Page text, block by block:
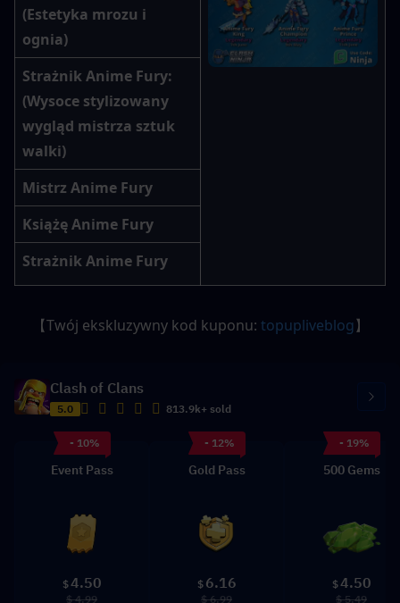
(Estetyka mrozu i
ognia)
Strażnik Anime Fury:
(Wysoce stylizowany
wygląd mistrza sztuk
walki)
Mistrz Anime Fury
Książę Anime Fury
Strażnik Anime Fury
【Twój ekskluzywny kod kuponu: topupliveblog】
Clash of Clans
5.0 813.9k+ sold
- 10%
Event Pass
$4.50
$ 4.99
- 12%
Gold Pass
$ 6.16
$ 6.99
- 19%
500 Gems
$4.50
$ 5.49